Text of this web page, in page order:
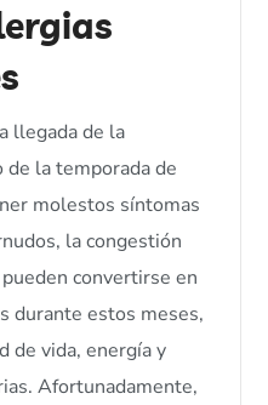
llegada de la
de la temporada de
molestos síntomas
la congestión
convertirse en
durante estos meses,
de vida, energía y
Afortunadamente,